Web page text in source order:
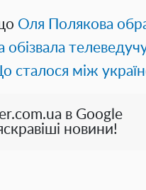
Оля Полякова
обізвала
між
в Google
новини!